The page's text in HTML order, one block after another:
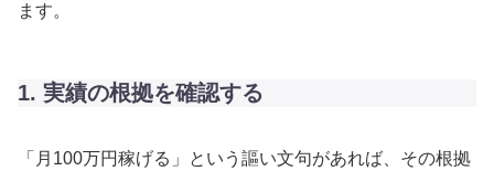
ます。
1. 実績の根拠を確認する
「月100万円稼げる」という謳い文句があれば、その根拠